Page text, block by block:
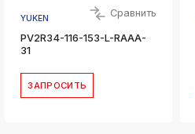
YUKEN Сравнить
PV2R34-116-153-L-RAAA-
31
ЗАПРОСИТЬ